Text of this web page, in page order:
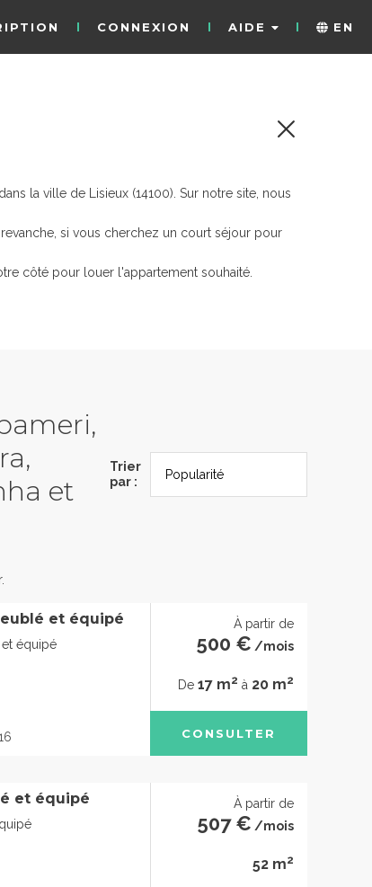
CONNEXION AIDE EN
la ville de Lisieux (14100). Sur notre site, nous
revanche, si vous cherchez un court séjour pour
côté pour louer l'appartement souhaité.
et
Trier
par :
et équipé
et équipé
À partir de
500 € /mois
De 17 m2 à 20 m2
CONSULTER
et équipé À partir de
507 € /mois
52 m2